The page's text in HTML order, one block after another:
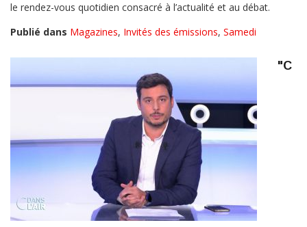
le rendez-vous quotidien consacré à l’actualité et au débat.
Publié dans Magazines, Invités des émissions, Samedi
"C